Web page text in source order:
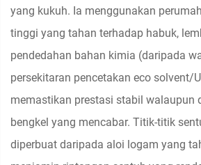
yang kukuh. Ia menggunakan
tinggi yang tahan terhadap habuk,
pendedahan bahan kimia (daripada
persekitaran pencetakan eco solvent/
memastikan prestasi stabil walaupun
bengkel yang mencabar. Titik-titik
diperbuat daripada aloi logam yang